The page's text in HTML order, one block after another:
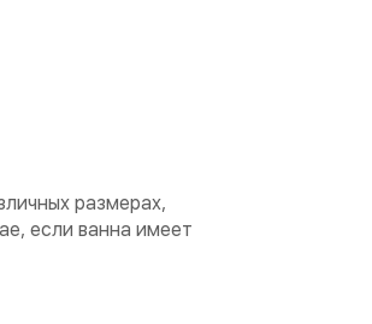
размерах,
если ванна имеет